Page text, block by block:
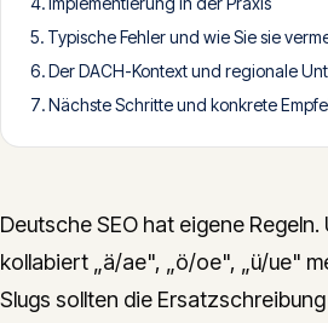
info@innopulse.io+41 79 508 28 06
Gotthardstrasse 30, 6300 Zug
Typische Fehler und wie Sie sie
Der DACH-Kontext und regionale
Nächste Schritte und konkrete
Deutsche SEO hat eigene Regeln.
kollabiert „ä/ae", „ö/oe", „ü/ue"
Slugs sollten die